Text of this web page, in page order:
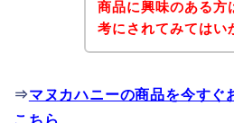
商品に興味のある方
考にされてみてはい
⇒マヌカハニーの商品を今すぐ
こちら